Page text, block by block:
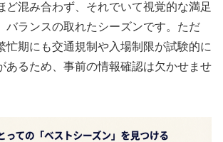
ど混み合わず、それでいて視覚的な満足
バランスの取れたシーズンです。ただ
忙期にも交通規制や入場制限が試験的に
あるため、事前の情報確認は欠かせませ